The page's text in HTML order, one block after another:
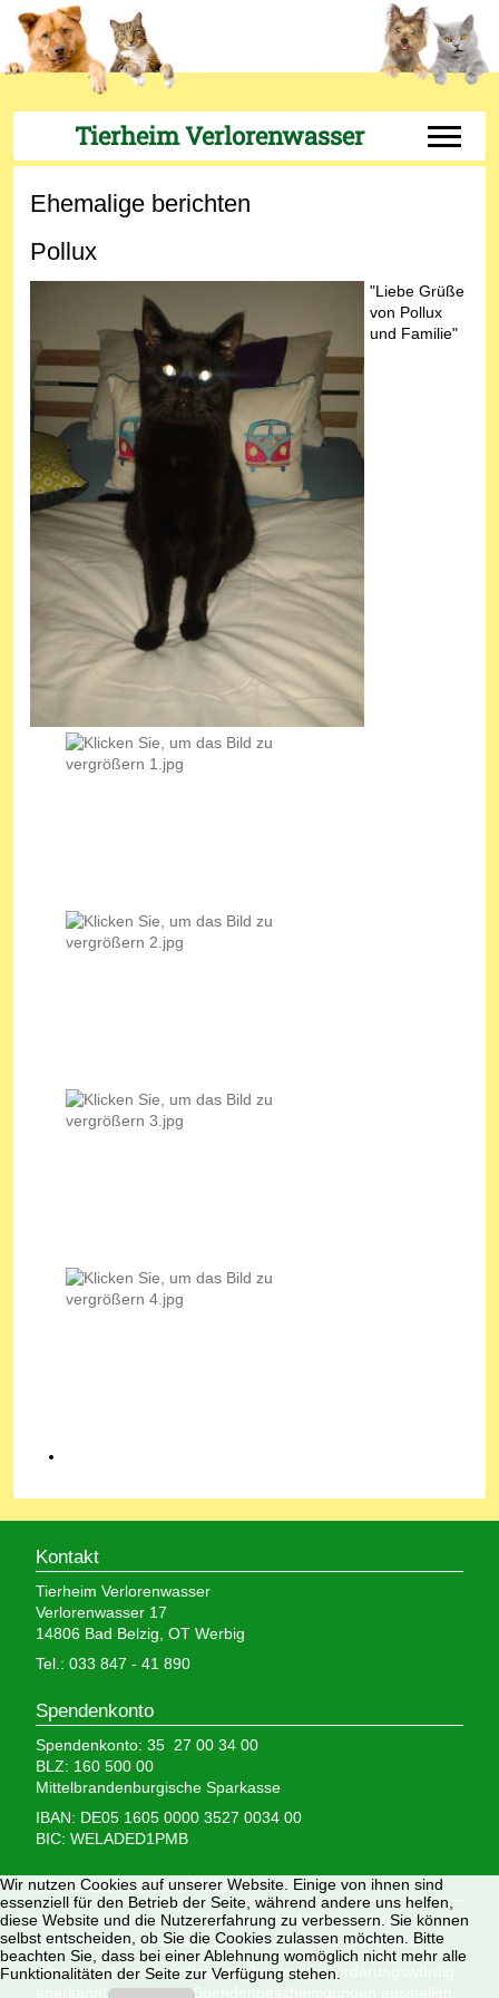
Tierheim Verlorenwasser Off-
Ehemalige berichten
Pollux
"Liebe Grüße
von Pollux
und Familie"
Kontakt
Tierheim Verlorenwasser
Verlorenwasser 17
14806 Bad Belzig, OT Werbig
Tel.: 033 847 - 41 890
Spendenkonto
Spendenkonto: 35 27 00 34 00
BLZ: 160 500 00
Mittelbrandenburgische Sparkasse
IBAN: DE05 1605 0000 3527 0034 00
BIC: WELADED1PMB
Wir brauchen Ihre Hilfe,
denn wir erhalten keinerlei staatliche Hilfe, sondern
finanzieren das Tierheim aus Spenden und Erbschaften.
Wir sind als gemeinnützig und besonders förderungswürdig
anerkannt und dürfen Spendenbescheinigungen ausstellen.
Wir nutzen Cookies auf unserer Website. Einige von ihnen sind
essenziell für den Betrieb der Seite, während andere uns helfen,
diese Website und die Nutzererfahrung zu verbessern. Sie können
selbst entscheiden, ob Sie die Cookies zulassen möchten. Bitte
beachten Sie, dass bei einer Ablehnung womöglich nicht mehr alle
Funktionalitäten der Seite zur Verfügung stehen.